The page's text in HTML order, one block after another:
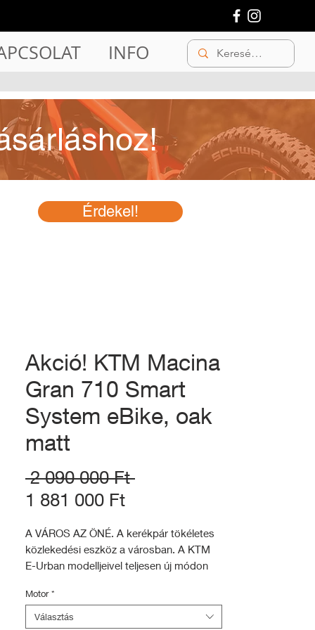
INFO
Érdekel!
Akció! KTM Macina
Gran 710 Smart
System eBike, oak
matt
2 090 000 Ft Szokásos
1 881 000 FtAkciós
A VÁROS AZ ÖNÉ. A kerékpár tökéletes
közlekedési eszköz a városban. A KTM
E-Urban modelljeivel teljesen új módon
kerékpáros kultuszt, érezd jól magad,
légy stílusos és mindig a megfelelő
Motor *
Választás